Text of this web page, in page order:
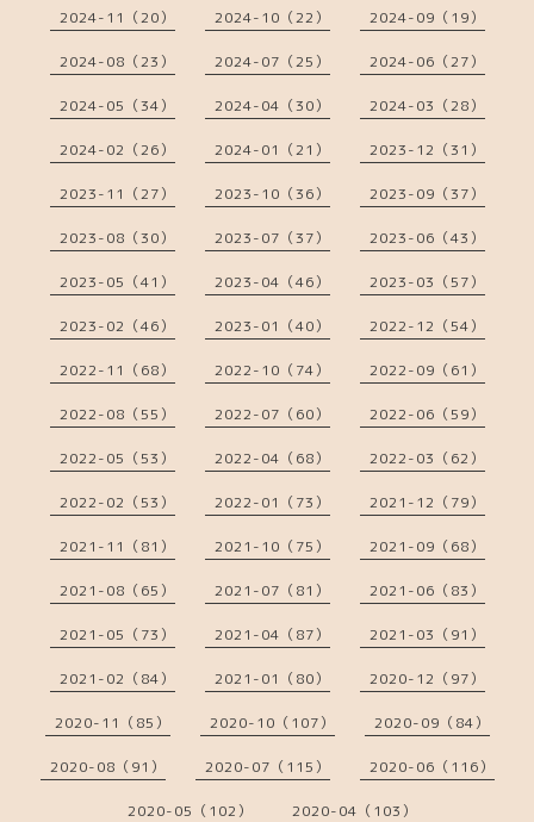
2024-11（20） 2024-10（22） 2024-09（19）
2024-08（23） 2024-07（25） 2024-06（27）
2024-05（34） 2024-04（30） 2024-03（28）
2024-02（26） 2024-01（21） 2023-12（31）
2023-11（27） 2023-10（36） 2023-09（37）
2023-08（30） 2023-07（37） 2023-06（43）
2023-05（41） 2023-04（46） 2023-03（57）
2023-02（46） 2023-01（40） 2022-12（54）
2022-11（68） 2022-10（74） 2022-09（61）
2022-08（55） 2022-07（60） 2022-06（59）
2022-05（53） 2022-04（68） 2022-03（62）
2022-02（53） 2022-01（73） 2021-12（79）
2021-11（81） 2021-10（75） 2021-09（68）
2021-08（65） 2021-07（81） 2021-06（83）
2021-05（73） 2021-04（87） 2021-03（91）
2021-02（84） 2021-01（80） 2020-12（97）
2020-11（85） 2020-10（107） 2020-09（84）
2020-08（91） 2020-07（115） 2020-06（116）
2020-05（102） 2020-04（103）